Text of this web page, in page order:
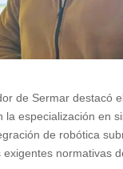
de Sermar destacó
la especialización en
de robótica
normativas